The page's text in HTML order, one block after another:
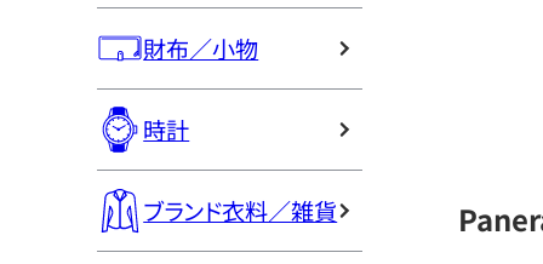
財布／小物
時計
ブランド衣料／雑貨